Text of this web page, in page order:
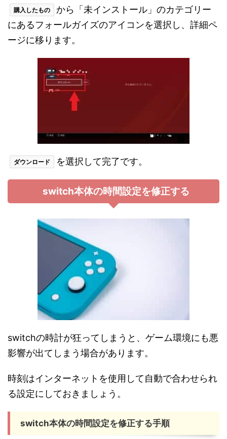
購入したもの
から「未インストール」のカテゴリー
にあるフォールガイズのアイコンを選択し、詳細ペ
ージに移ります。
ダウンロード を選択して完了です。
switch本体の時間設定を修正する
switchの時計が狂ってしまうと、ゲーム環境にも悪
影響が出てしまう場合があります。
時刻はインターネットを使用して自動で合わせられ
る設定にしておきましょう。
switch本体の時間設定を修正する手順